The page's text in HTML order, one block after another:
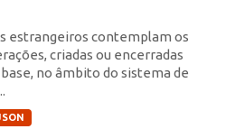
estrangeiros contemplam os
criadas ou encerradas
no âmbito do sistema de